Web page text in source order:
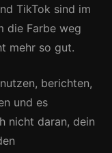
TikTok sind im
die Farbe weg
mehr so gut.
berichten,
und es
nicht daran, dein